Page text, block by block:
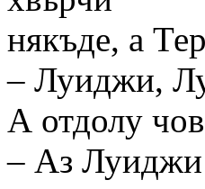
някъде, а
– Луиджи,
А отдолу
– Аз Луиджи